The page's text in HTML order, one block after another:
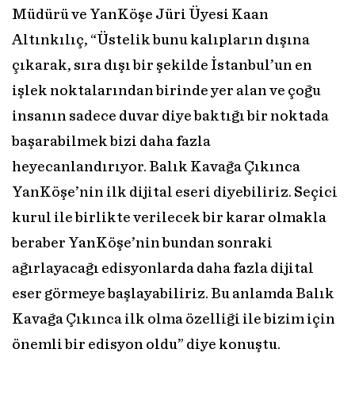
Müdürü ve YanKöşe Jüri Üyesi Kaan
Altınkılıç, “Üstelik bunu kalıpların dışına
çıkarak, sıra dışı bir şekilde İstanbul’un en
işlek noktalarından birinde yer alan ve çoğu
insanın sadece duvar diye baktığı bir noktada
başarabilmek bizi daha fazla
heyecanlandırıyor. Balık Kavağa Çıkınca
YanKöşe’nin ilk dijital eseri diyebiliriz. Seçici
kurul ile birlikte verilecek bir karar olmakla
beraber YanKöşe’nin bundan sonraki
ağırlayacağı edisyonlarda daha fazla dijital
eser görmeye başlayabiliriz. Bu anlamda Balık
Kavağa Çıkınca ilk olma özelliği ile bizim için
önemli bir edisyon oldu” diye konuştu.